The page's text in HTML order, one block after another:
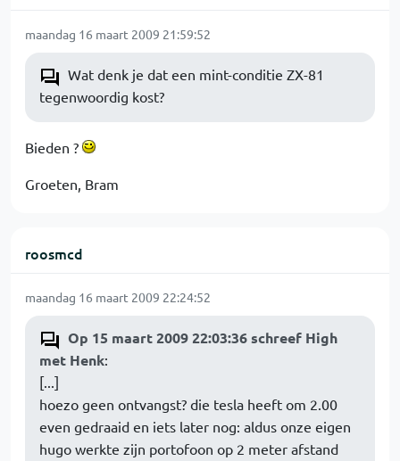
maandag 16 maart 2009 21:59:52
Wat denk je dat een mint-conditie ZX-81
tegenwoordig kost?
Bieden ?
Groeten, Bram
roosmcd
maandag 16 maart 2009 22:24:52
Op 15 maart 2009 22:03:36 schreef High
met Henk:
[...]
hoezo geen ontvangst? die tesla heeft om 2.00
even gedraaid en iets later nog: aldus onze eigen
hugo werkte zijn portofoon op 2 meter afstand